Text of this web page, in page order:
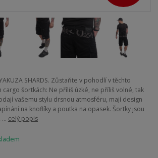
SHARDS. Zůstaňte v pohodlí v těchto
cargo šortkách: Ne příliš úzké, ne příliš volné, tak
vašemu stylu drsnou atmosféru, mají design
na knoflíky a poutka na opasek. Šortky jsou
celý popis